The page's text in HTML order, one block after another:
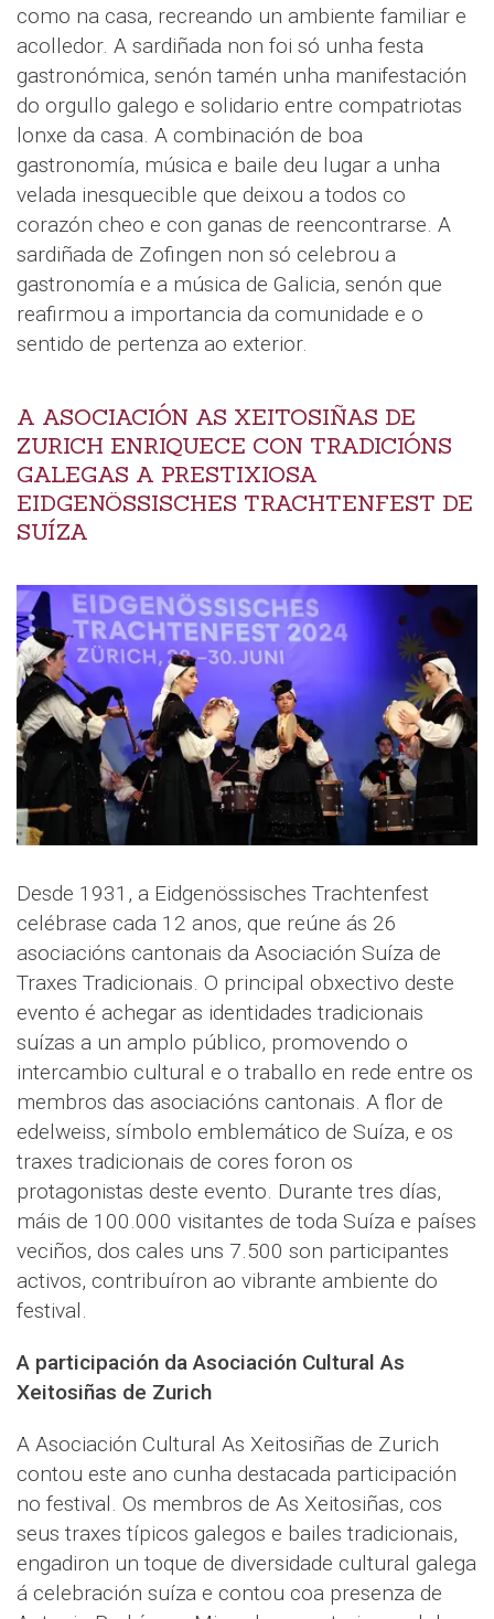
como na casa, recreando un ambiente familiar e
acolledor. A sardiñada non foi só unha festa
gastronómica, senón tamén unha manifestación
do orgullo galego e solidario entre compatriotas
lonxe da casa. A combinación de boa
gastronomía, música e baile deu lugar a unha
velada inesquecible que deixou a todos co
corazón cheo e con ganas de reencontrarse. A
sardiñada de Zofingen non só celebrou a
gastronomía e a música de Galicia, senón que
reafirmou a importancia da comunidade e o
sentido de pertenza ao exterior.
A ASOCIACIÓN AS XEITOSIÑAS DE
ZURICH ENRIQUECE CON TRADICIÓNS
GALEGAS A PRESTIXIOSA
EIDGENÖSSISCHES TRACHTENFEST DE
SUÍZA
Desde 1931, a Eidgenössisches Trachtenfest
celébrase cada 12 anos, que reúne ás 26
asociacións cantonais da Asociación Suíza de
Traxes Tradicionais. O principal obxectivo deste
evento é achegar as identidades tradicionais
suízas a un amplo público, promovendo o
intercambio cultural e o traballo en rede entre os
membros das asociacións cantonais. A flor de
edelweiss, símbolo emblemático de Suíza, e os
traxes tradicionais de cores foron os
protagonistas deste evento. Durante tres días,
máis de 100.000 visitantes de toda Suíza e países
veciños, dos cales uns 7.500 son participantes
activos, contribuíron ao vibrante ambiente do
festival.
A participación da Asociación Cultural As
Xeitosiñas de Zurich
A Asociación Cultural As Xeitosiñas de Zurich
contou este ano cunha destacada participación
no festival. Os membros de As Xeitosiñas, cos
seus traxes típicos galegos e bailes tradicionais,
engadiron un toque de diversidade cultural galega
á celebración suíza e contou coa presenza de